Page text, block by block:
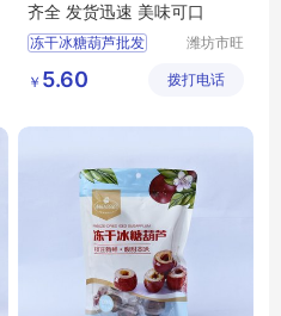
齐全 发货迅速 美味可口
冻干冰糖葫芦批发
冻干冰糖葫芦厂家
冻干山楂冰糖葫芦
潍坊市旺
限公司
￥ 5.60 拨打电话